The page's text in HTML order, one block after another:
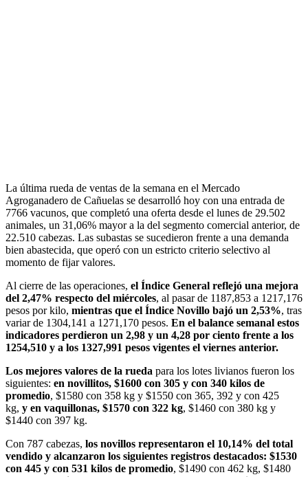
La última rueda de ventas de la semana en el Mercado
Agroganadero de Cañuelas se desarrolló hoy con una entrada de
7766 vacunos, que completó una oferta desde el lunes de 29.502
animales, un 31,06% mayor a la del segmento comercial anterior, de
22.510 cabezas. Las subastas se sucedieron frente a una demanda
bien abastecida, que operó con un estricto criterio selectivo al
momento de fijar valores.
Al cierre de las operaciones, el Índice General reflejó una mejora
del 2,47% respecto del miércoles, al pasar de 1187,853 a 1217,176
pesos por kilo, mientras que el Índice Novillo bajó un 2,53%, tras
variar de 1304,141 a 1271,170 pesos. En el balance semanal estos
indicadores perdieron un 2,98 y un 4,28 por ciento frente a los
1254,510 y a los 1327,991 pesos vigentes el viernes anterior.
Los mejores valores de la rueda para los lotes livianos fueron los
siguientes: en novillitos, $1600 con 305 y con 340 kilos de
promedio, $1580 con 358 kg y $1550 con 365, 392 y con 425
kg, y en vaquillonas, $1570 con 322 kg, $1460 con 380 kg y
$1440 con 397 kg.
Con 787 cabezas, los novillos representaron el 10,14% del total
vendido y alcanzaron los siguientes registros destacados: $1530
con 445 y con 531 kilos de promedio, $1490 con 462 kg, $1480